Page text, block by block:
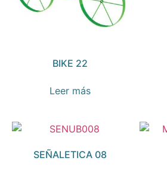
BIKE 22
Leer más
SEÑALETICA 08